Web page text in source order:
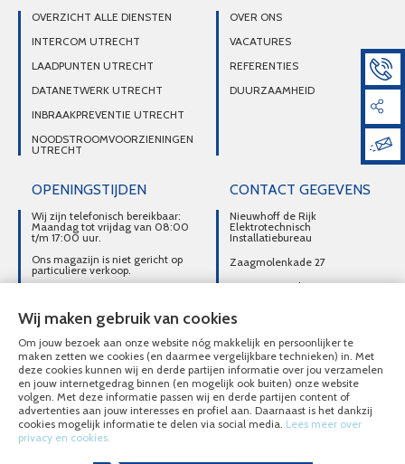
OVERZICHT ALLE DIENSTEN
INTERCOM UTRECHT
LAADPUNTEN UTRECHT
DATANETWERK UTRECHT
INBRAAKPREVENTIE UTRECHT
NOODSTROOMVOORZIENINGEN
UTRECHT
OVER ONS
VACATURES
REFERENTIES
DUURZAAMHEID
OPENINGSTIJDEN
Wij zijn telefonisch bereikbaar:
Maandag tot vrijdag van 08:00
t/m 17:00 uur.
Ons magazijn is niet gericht op
particuliere verkoop.
contact.
CONTACT GEGEVENS
Nieuwhoff de Rijk
Elektrotechnisch
Installatiebureau
Zaagmolenkade 27
3515 AC Utrecht
DIRECT CONTACT
OPNEMEN
030-2716496
MAIL ONS
© Nieuwhoff de Rijk Elektrotechnisch Installatiebureau 2020 - 2026
Wij maken gebruik van cookies
Om jouw bezoek aan onze website nóg makkelijk en persoonlijker te
maken zetten we cookies (en daarmee vergelijkbare technieken) in. Met
deze cookies kunnen wij en derde partijen informatie over jou verzamelen
en jouw internetgedrag binnen (en mogelijk ook buiten) onze website
volgen. Met deze informatie passen wij en derde partijen content of
advertenties aan jouw interesses en profiel aan. Daarnaast is het dankzij
cookies mogelijk informatie te delen via social media. Lees meer over
privacy en cookies.